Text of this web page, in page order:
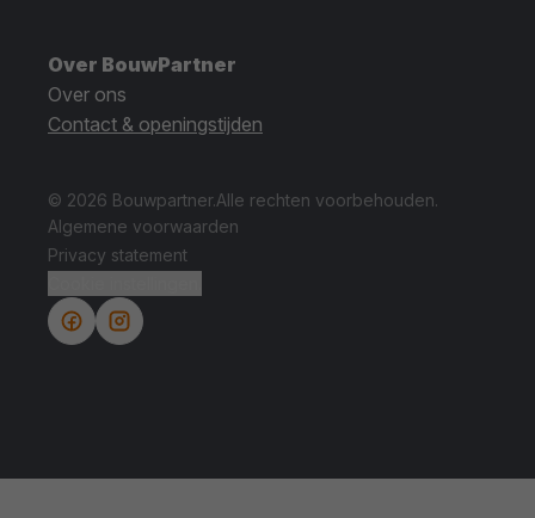
Over BouwPartner
Over ons
Contact & openingstijden
© 2026 Bouwpartner.Alle rechten voorbehouden.
Algemene voorwaarden
Privacy statement